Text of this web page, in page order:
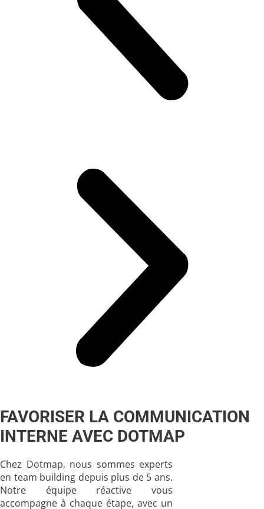
FAVORISER LA COMMUNICATION
INTERNE AVEC DOTMAP
Chez Dotmap, nous sommes experts
en team building depuis plus de 5 ans.
Notre équipe réactive vous
accompagne à chaque étape, avec un